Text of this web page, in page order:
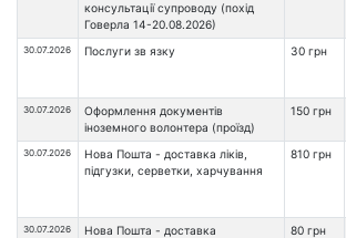
консультації супроводу (похід
Говерла 14-20.08.2026)
30.07.2026 Послуги зв язку 30 грн
30.07.2026
Оформлення документів
іноземного волонтера (проїзд)
150 грн
30.07.2026
Нова Пошта - доставка ліків,
підгузки, серветки, харчування
810 грн
30.07.2026
Нова Пошта - доставка
80 грн